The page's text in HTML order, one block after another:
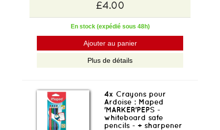
£4.00
En stock (expédié sous 48h)
Ajouter au panier
Plus de détails
4x Crayons pour
Ardoise : Maped
'MARKER'PEPS -
whiteboard safe
pencils - + sharpener